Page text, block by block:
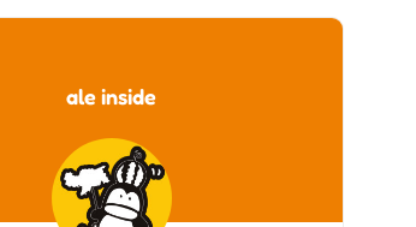
ale inside